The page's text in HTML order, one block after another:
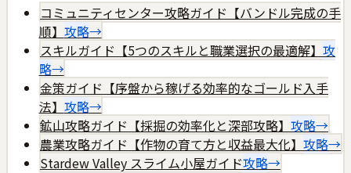
コミュニティセンター攻略ガイド【バンドル完成の手
順】 攻略→
スキルガイド【5つのスキルと職業選択の最適解】 攻
略→
金策ガイド【序盤から稼げる効率的なゴールド入手
法】 攻略→
鉱山攻略ガイド【採掘の効率化と深部攻略】 攻略→
農業攻略ガイド【作物の育て方と収益最大化】 攻略→
Stardew Valley スライム小屋ガイド攻略→